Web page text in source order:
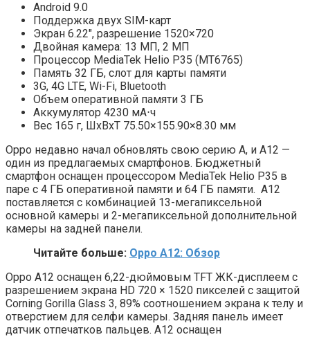
Android 9.0
Поддержка двух SIM-карт
Экран 6.22″, разрешение 1520×720
Двойная камера: 13 МП, 2 МП
Процессор MediaTek Helio P35 (MT6765)
Память 32 ГБ, слот для карты памяти
3G, 4G LTE, Wi-Fi, Bluetooth
Объем оперативной памяти 3 ГБ
Аккумулятор 4230 мА⋅ч
Вес 165 г, ШxВxТ 75.50×155.90×8.30 мм
Oppo недавно начал обновлять свою серию A, и A12 —
один из предлагаемых смартфонов. Бюджетный
смартфон оснащен процессором MediaTek Helio P35 в
паре с 4 ГБ оперативной памяти и 64 ГБ памяти. A12
поставляется с комбинацией 13-мегапиксельной
основной камеры и 2-мегапиксельной дополнительной
камеры на задней панели.
Читайте больше: Oppo A12: Обзор
Oppo A12 оснащен 6,22-дюймовым TFT ЖК-дисплеем с
разрешением экрана HD 720 × 1520 пикселей с защитой
Corning Gorilla Glass 3, 89% соотношением экрана к телу и
отверстием для селфи камеры. Задняя панель имеет
датчик отпечатков пальцев. A12 оснащен